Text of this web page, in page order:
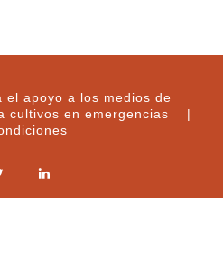
el apoyo a los medios de
cultivos en emergencias |